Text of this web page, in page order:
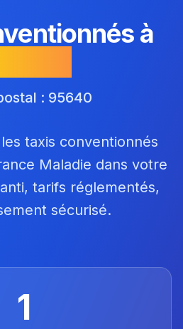
à
: 95640
taxis conventionnés
Maladie dans votre
tarifs réglementés,
sécurisé.
1